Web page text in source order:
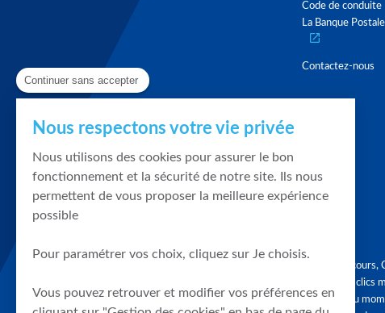
Code de conduite
La Banque Postale
Contactez-nous
Graphique,
en quelques clics
tendances du
Continuer sans accepter
Nous respectons votre vie privée
Nous utilisons des cookies pour assurer le bon
fonctionnement et la sécurité de notre site. Ils nous
permettent de vous proposer la meilleure expérience
possible
Pour paramétrer vos choix, cliquez sur Je choisis.
Vous pouvez retrouver et modifier vos préférences en